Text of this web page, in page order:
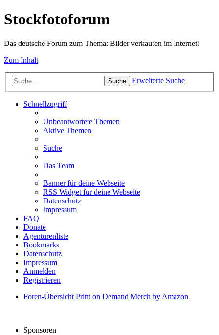
Stockfotoforum
Das deutsche Forum zum Thema: Bilder verkaufen im Internet!
Zum Inhalt
Suche Erweiterte Suche
Schnellzugriff
Unbeantwortete Themen
Aktive Themen
Suche
Das Team
Banner für deine Webseite
RSS Widget für deine Webseite
Datenschutz
Impressum
FAQ
Donate
Agenturenliste
Bookmarks
Datenschutz
Impressum
Anmelden
Registrieren
Foren-Übersicht Print on Demand Merch by Amazon
Sponsoren